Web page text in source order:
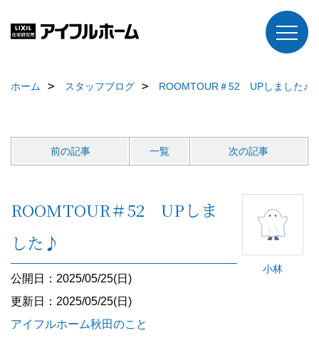
ホーム スタッフブログ ROOMTOUR＃52 UPしました♪
前の記事 一覧 次の記事
小林
ROOMTOUR＃52 UPしま
した♪
公開日：2025/05/25(日)
更新日：2025/05/25(日)
アイフルホーム秋田のこと